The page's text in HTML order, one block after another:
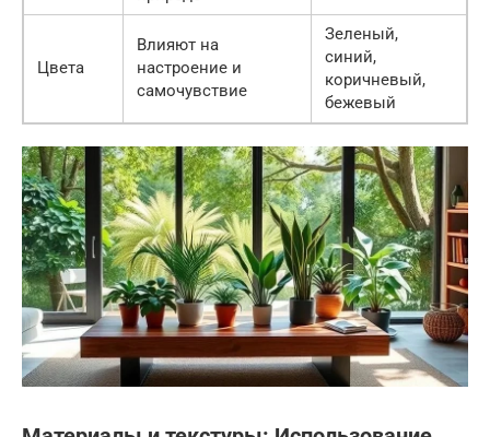
Цвета
Влияют на
настроение и
самочувствие
Зеленый,
синий,
коричневый,
бежевый